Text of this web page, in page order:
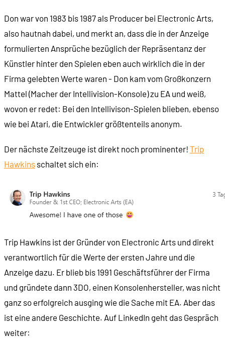
Don war von 1983 bis 1987 als Producer bei Electronic Arts,
also hautnah dabei, und merkt an, dass die in der Anzeige
formulierten Ansprüche bezüglich der Repräsentanz der
Künstler hinter den Spielen eben auch wirklich die in der
Firma gelebten Werte waren - Don kam vom Großkonzern
Mattel (Macher der Intellivision-Konsole) zu EA und weiß,
wovon er redet: Bei den Intellivison-Spielen blieben, ebenso
wie bei Atari, die Entwickler größtenteils anonym.
Der nächste Zeitzeuge ist direkt noch prominenter! Trip
Hawkins schaltet sich ein:
Trip Hawkins ist der Gründer von Electronic Arts und direkt
verantwortlich für die Werte der ersten Jahre und die
Anzeige dazu. Er blieb bis 1991 Geschäftsführer der Firma
und gründete dann 3DO, einen Konsolenhersteller, was nicht
ganz so erfolgreich ausging wie die Sache mit EA. Aber das
ist eine andere Geschichte. Auf LinkedIn geht das Gespräch
weiter: